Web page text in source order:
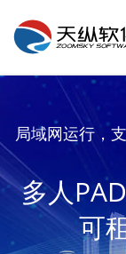
局域网运行，
多人
可